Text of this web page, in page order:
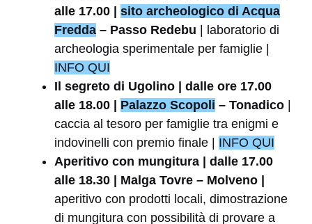
alle 17.00 | sito archeologico di Acqua
Fredda – Passo Redebu | laboratorio di
archeologia sperimentale per famiglie |
INFO QUI
Il segreto di Ugolino | dalle ore 17.00
alle 18.00 | Palazzo Scopoli – Tonadico |
caccia al tesoro per famiglie tra enigmi e
indovinelli con premio finale | INFO QUI
Aperitivo con mungitura | dalle 17.00
alle 18.30 | Malga Tovre – Molveno |
aperitivo con prodotti locali, dimostrazione
di mungitura con possibilità di provare a